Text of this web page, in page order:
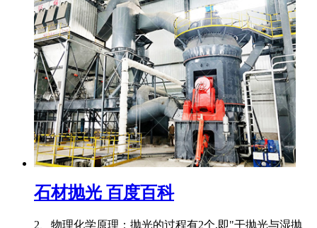
石材抛光 百度百科
2、物理化学原理：抛光的过程有2个,即"干抛光与湿抛